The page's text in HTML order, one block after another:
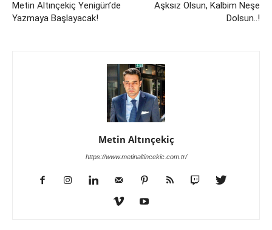
Metin Altınçekiç Yenigün’de
Yazmaya Başlayacak!
Aşksız Olsun, Kalbim Neşe
Dolsun..!
Metin Altınçekiç
https://www.metinaltincekic.com.tr/